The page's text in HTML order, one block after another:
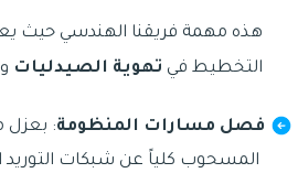
هذه مهمة فريقنا الهندسي حيث
التخطيط في تهوية الصيدليات و
فصل مسارات المنظومة: بعزل
المسحوب كلياً عن شبكات